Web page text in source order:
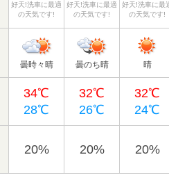
好天!洗車に最適
の天気です!
好天!洗車に最適
の天気です!
好天!洗車に最
の天気です!
曇時々晴 曇のち晴 晴
34℃
28℃
32℃
26℃
32℃
24℃
20% 20% 20%